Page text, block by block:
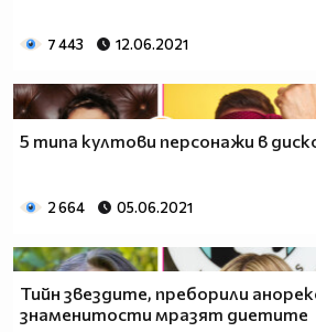
7 443 12.06.2021
5 типа култови персонажи в
2 664 05.06.2021
Тийн звездите, преборили
знаменитости мразят диетите